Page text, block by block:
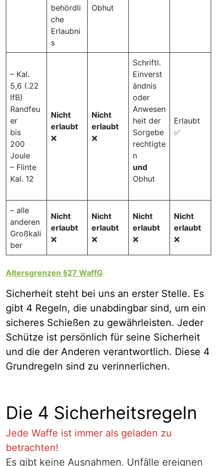
behördli
che
Erlaubni
s
Obhut
– Kal.
5,6 (.22
lfB)
Randfeu
er
bis
200
Joule
– Flinte
Kal. 12
Nicht
erlaubt
❌
Nicht
erlaubt
❌
Schriftl.
Einverst
ändnis
oder
Anwesen
heit der
Sorgebe
rechtigte
n
und
Obhut
Erlaubt
✅
– alle
anderen
Großkali
ber
Nicht
erlaubt
❌
Nicht
erlaubt
❌
Nicht
erlaubt
❌
Nicht
erlaubt
❌
Altersgrenzen §27 WaffG
Sicherheit steht bei uns an erster Stelle. Es
gibt 4 Regeln, die unabdingbar sind, um ein
sicheres Schießen zu gewährleisten. Jeder
Schütze ist persönlich für seine Sicherheit
und die der Anderen verantwortlich. Diese 4
Grundregeln sind zu verinnerlichen.
Die 4 Sicherheitsregeln
Jede Waffe ist immer als geladen zu
betrachten!
Es gibt keine Ausnahmen. Unfälle ereignen